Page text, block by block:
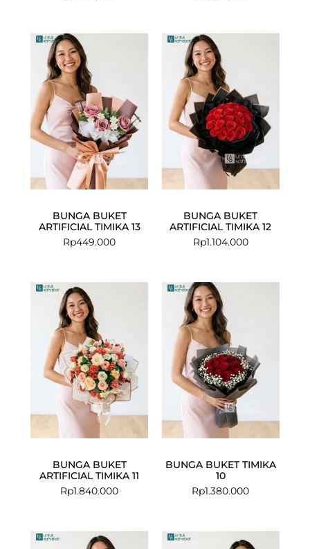
BUNGA BUKET
ARTIFICIAL TIMIKA 13
Rp449.000
BUNGA BUKET
ARTIFICIAL TIMIKA 12
Rp1.104.000
BUNGA BUKET
ARTIFICIAL TIMIKA 11
Rp1.840.000
BUNGA BUKET TIMIKA
10
Rp1.380.000